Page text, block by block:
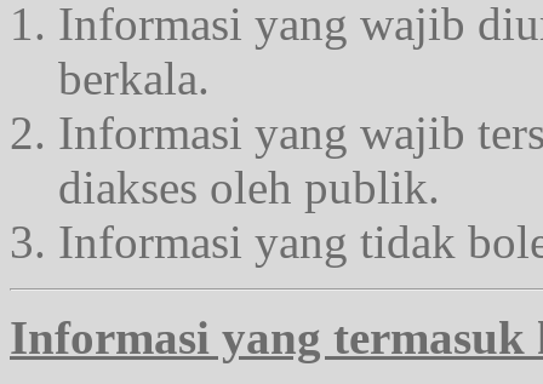
Informasi yang wajib
berkala.
Informasi yang wajib
diakses oleh publik.
Informasi yang tidak
Informasi yang